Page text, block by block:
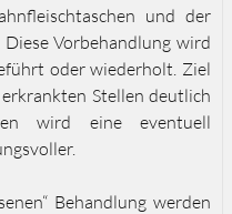
und der
Vorbehandlung wird
oder wiederholt. Ziel
Stellen deutlich
wird eine eventuell
Behandlung werden